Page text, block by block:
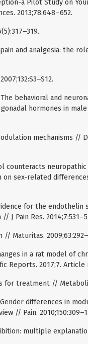
a Pilot Study on
2013;78:648–652.
and analgesia: the
The behavioral and
hormones in
mechanisms //
counteracts neuropathic
sex-related
for the endothelin
Pain Res.
// Maturitas.
in a rat model of
Reports. 2017;7. Article
for treatment //
differences in
// Pain.
multiple